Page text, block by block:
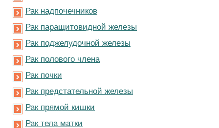
Рак надпочечников
Рак паращитовидной железы
Рак поджелудочной железы
Рак полового члена
Рак почки
Рак предстательной железы
Рак прямой кишки
Рак тела матки